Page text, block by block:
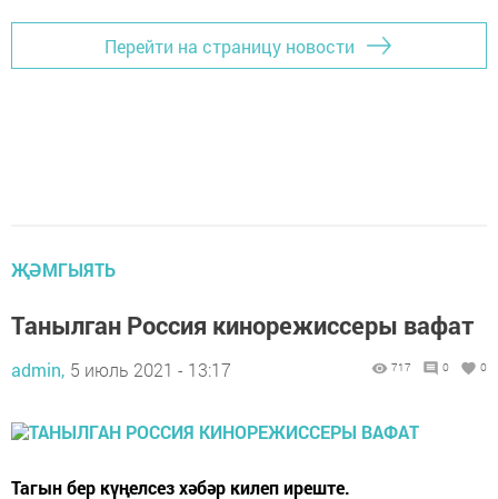
Перейти на страницу новости
ҖӘМГЫЯТЬ
Танылган Россия кинорежиссеры вафат
admin, 5 июль 2021 - 13:17 717 0 0
Тагын бер күңелсез хәбәр килеп иреште.